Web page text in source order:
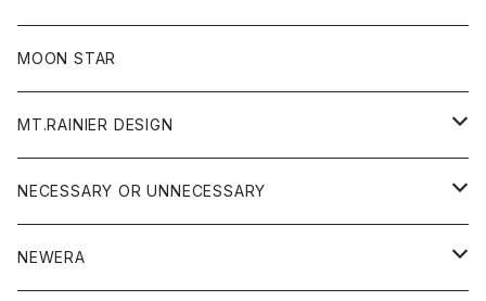
フリース
ジャケット
ニット
パンツ
帽子
MOON STAR
MT.RAINIER DESIGN
アウター
コート
アクセサリー
NECESSARY OR UNNECESSARY
アウター
NEWERA